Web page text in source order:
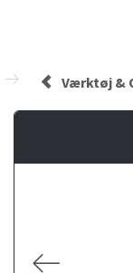
Værktøj &